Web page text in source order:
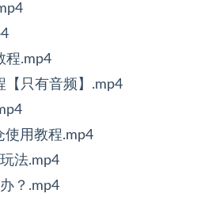
程.mp4
【只有音频】.mp4
使用教程.mp4
法.mp4
？.mp4